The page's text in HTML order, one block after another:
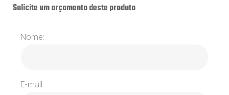
Solicite um orçamento deste produto
Nome:
E-mail: